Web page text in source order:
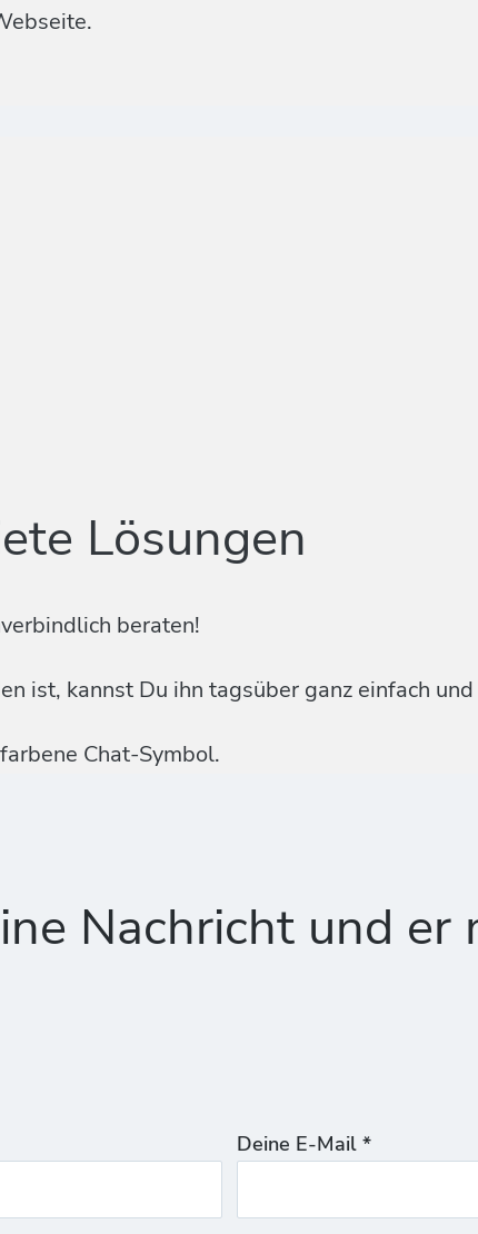
Lösungen
beraten!
ist, kannst Du ihn tagsüber ganz einfach
Chat-Symbol.
Nachricht und
Deine E-Mail *